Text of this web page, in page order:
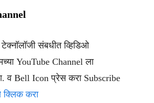
संबधीत व्हिडिओ
YouTube Channel ला
व Bell Icon प्रेस करा Subscribe
क्लिक करा